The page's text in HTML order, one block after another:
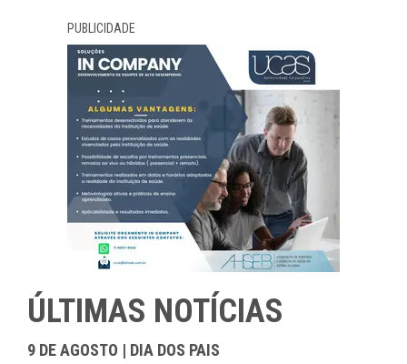
PUBLICIDADE
ÚLTIMAS NOTÍCIAS
9 DE AGOSTO | DIA DOS PAIS